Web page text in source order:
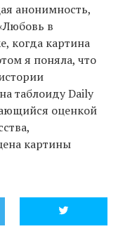
анонимность,
в
когда картина
я поняла, что
таблоиду Daily
оценкой
картины